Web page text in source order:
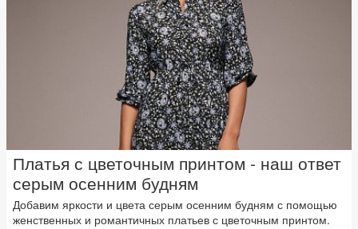
Платья с цветочным принтом - наш ответ
серым осенним будням
Добавим яркости и цвета серым осенним будням с помощью
женственных и романтичных платьев с цветочным принтом.